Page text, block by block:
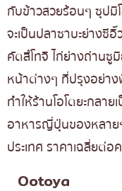
กับข้าวสวยร้อนๆ ซุปมิ
จะเป็นปลาซาบะย่างซี
คัตสึโทจิ ไก่ย่างถ่านซู
หน้าต่างๆ ที่ปรุงอย่
ทำให้ร้านโอโตยะกลา
อาหารญี่ปุ่นของหลาย
ประเทศ ราคาเฉลี่ยต่
Ootoya